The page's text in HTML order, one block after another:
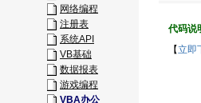
网络编程
注册表
系统API
VB基础
数据报表
游戏编程
VBA办公
代码说
【立即